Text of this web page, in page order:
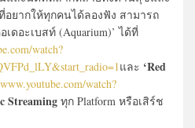
ยากให้ทุกคนได้ลองฟัง สามารถ
เดอะเบสท์ (Aquarium)’ ได้ที่
watch?
และ ‘Red
watch?
Streaming ทุก Platform หรือเสิร์ช